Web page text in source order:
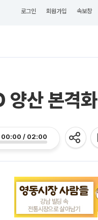
로그인 회원가입 속보창
양산 본격화
00:00 / 02:00